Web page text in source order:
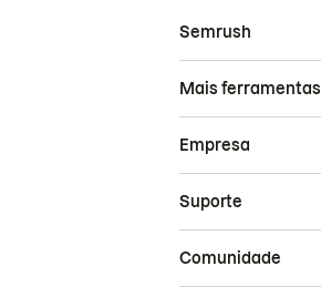
Semrush
Mais ferramentas
Empresa
Suporte
Comunidade